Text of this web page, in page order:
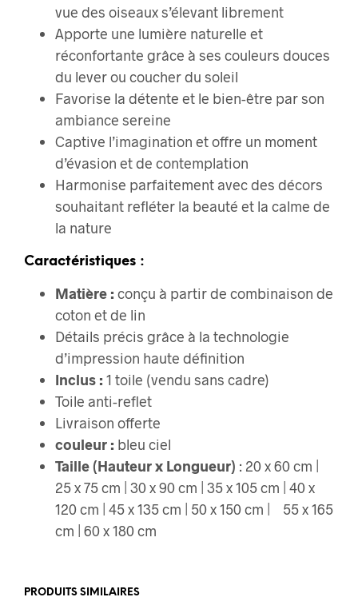
vue des oiseaux s’élevant librement
Apporte une lumière naturelle et
réconfortante grâce à ses couleurs douces
du lever ou coucher du soleil
Favorise la détente et le bien-être par son
ambiance sereine
Captive l’imagination et offre un moment
d’évasion et de contemplation
Harmonise parfaitement avec des décors
souhaitant refléter la beauté et la calme de
la nature
Caractéristiques :
Matière : conçu à partir de combinaison de
coton et de lin
Détails précis grâce à la technologie
d’impression haute définition
Inclus : 1 toile (vendu sans cadre)
Toile anti-reflet
Livraison offerte
couleur : bleu ciel
Taille (Hauteur x Longueur) : 20 x 60 cm |
25 x 75 cm | 30 x 90 cm | 35 x 105 cm | 40 x
120 cm | 45 x 135 cm | 50 x 150 cm | 55 x 165
cm | 60 x 180 cm
PRODUITS SIMILAIRES